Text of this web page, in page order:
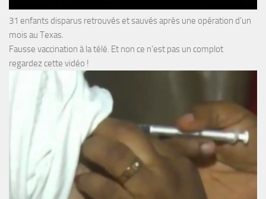
31 enfants disparus retrouvés et sauvés après une opération d’un
mois au Texas.
Fausse vaccination à la télé. Et non ce n’est pas un complot
regardez cette vidéo !